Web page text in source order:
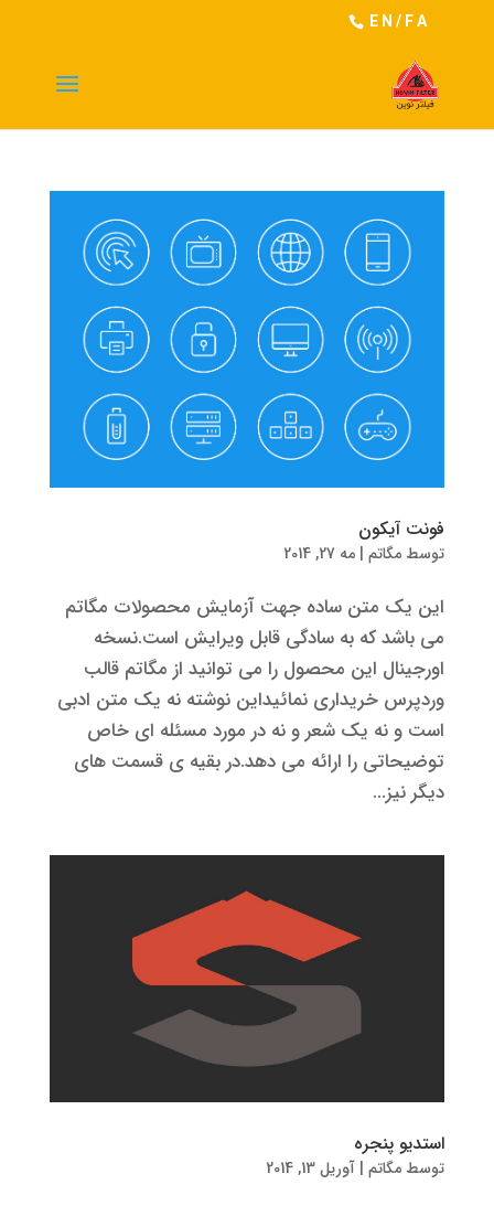
EN/FA
فونت آیکون
توسط مگاتم| مه 27, 2014
این یک متن ساده جهت آزمایش محصولات مگاتم
می باشد که به سادگی قابل ویرایش است.نسخه
اورجینال این محصول را می توانید از مگاتم قالب
وردپرس خریداری نمائیداین نوشته نه یک متن ادبی
است و نه یک شعر و نه در مورد مسئله ای خاص
توضیحاتی را ارائه می دهد.در بقیه ی قسمت های
دیگر نیز...
استدیو پنجره
توسط مگاتم| آوریل 13, 2014